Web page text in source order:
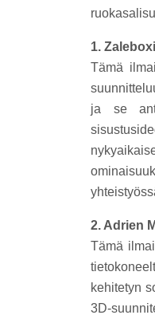
1.
Tämä
ja se
2. Adrien
Tämä
kehitetyn
3D-